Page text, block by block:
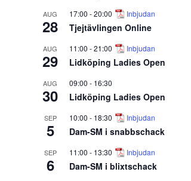
AUG
28
17:00 -20:00 Inbjudan
Tjejtävlingen Online
AUG
29
11:00 -21:00 Inbjudan
Lidköping Ladies Open
AUG
30
09:00 - 16:30
Lidköping Ladies Open
SEP
5
10:00 - 18:30 Inbjudan
Dam-SM i snabbschack
SEP
6
11:00 - 13:30 Inbjudan
Dam-SM i blixtschack